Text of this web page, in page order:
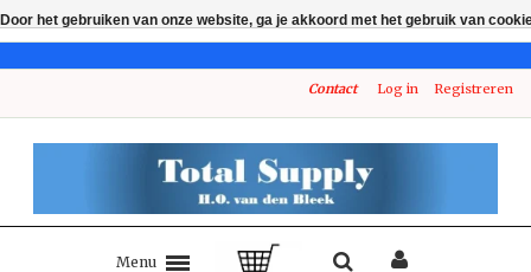
Contact Log in Registreren
Menu
Door het gebruiken van onze website, ga je akkoord met het gebruik van